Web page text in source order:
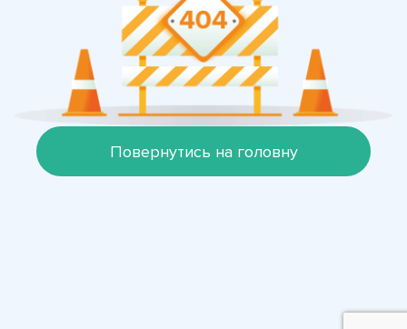
Повернутись на головну